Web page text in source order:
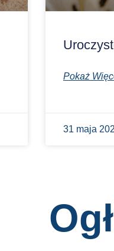
Pokaż
31 maja